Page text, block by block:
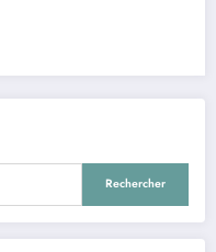
Rechercher